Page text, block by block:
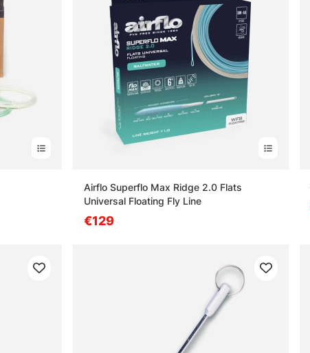
Airflo Superflo Max Ridge 2.0 Flats
Universal Floating Fly Line
€129